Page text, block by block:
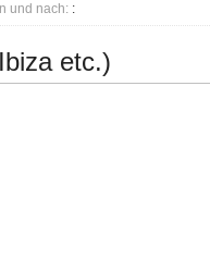
und nach: :
etc.)